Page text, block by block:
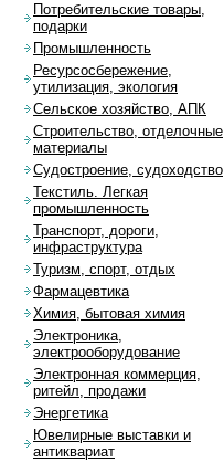
Потребительские товары,
подарки
Промышленность
Ресурсосбережение,
утилизация, экология
Сельское хозяйство, АПК
Строительство, отделочные
материалы
Судостроение, судоходство
Текстиль. Легкая
промышленность
Транспорт, дороги,
инфраструктура
Туризм, спорт, отдых
Фармацевтика
Химия, бытовая химия
Электроника,
электрооборудование
Электронная коммерция,
ритейл, продажи
Энергетика
Ювелирные выставки и
антиквариат